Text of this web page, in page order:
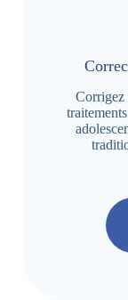
Corrigez